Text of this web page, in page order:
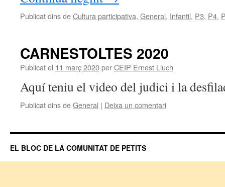
Publicat dins deCultura participativa, General, Infantil, P3, P4,
CARNESTOLTES 2020
Publicat el 11 març 2020perCEIP Ernest Lluch
Aquí teniu el video del judici i la
Publicat dins deGeneral | Deixa un comentari
EL BLOC DE LA COMUNITAT DE PETITS